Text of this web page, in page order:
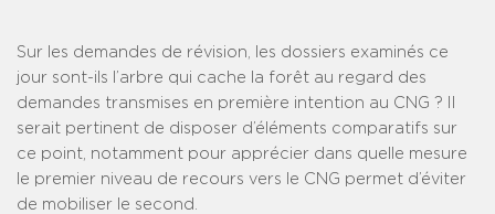
Sur les demandes de révision, les dossiers examinés ce
jour sont-ils l’arbre qui cache la forêt au regard des
demandes transmises en première intention au CNG ? Il
serait pertinent de disposer d’éléments comparatifs sur
ce point, notamment pour apprécier dans quelle mesure
le premier niveau de recours vers le CNG permet d’éviter
de mobiliser le second.